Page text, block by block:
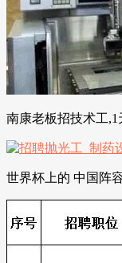
南康老板招技术工,1
世界杯上的 中国阵